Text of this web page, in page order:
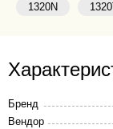
1320N
Бренд
Вендор